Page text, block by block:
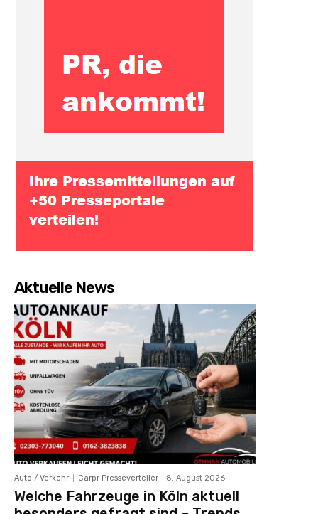
Aktuelle News
Auto / Verkehr Carpr Presseverteiler - 8. August 2026
Welche Fahrzeuge in Köln aktuell